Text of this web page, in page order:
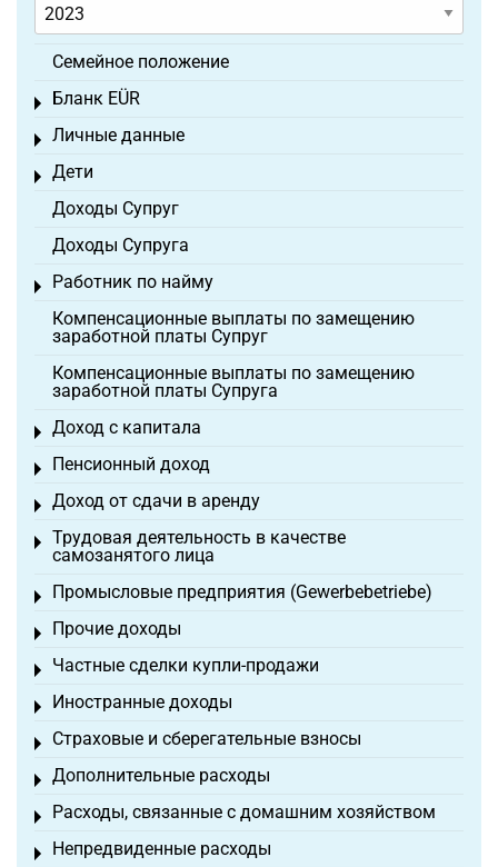
Семейное положение
Бланк EÜR
Toggle menu
Личные данные
Toggle menu
Дети
Toggle menu
Доходы Супруг
Доходы Супруга
Работник по найму
Toggle menu
Компенсационные выплаты по замещению
заработной платы Супруг
Компенсационные выплаты по замещению
заработной платы Супруга
Доход с капитала
Toggle menu
Пенсионный доход
Toggle menu
Доход от сдачи в аренду
Toggle menu
Трудовая деятельность в качестве
самозанятого лица
Toggle menu
Промысловые предприятия (Gewerbebetriebe)
Toggle menu
Прочие доходы
Toggle menu
Частные сделки купли-продажи
Toggle menu
Иностранные доходы
Toggle menu
Страховые и сберегательные взносы
Toggle menu
Дополнительные расходы
Toggle menu
Расходы, связанные с домашним хозяйством
Toggle menu
Непредвиденные расходы
Toggle menu